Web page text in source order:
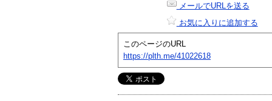
メールでURLを送る
お気に入りに追加する
このページのURL
https://plth.me/41022618